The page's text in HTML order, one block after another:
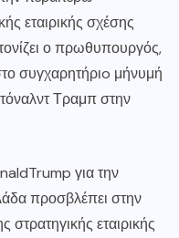
εταιρικής σχέσης
ο πρωθυπουργός,
συγχαρητήριo μήνυμή
Τραμπ στην
για την
προσβλέπει στην
εταιρικής